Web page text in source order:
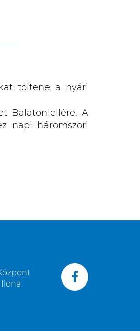
töltene a nyári
Balatonlellére. A
napi háromszori